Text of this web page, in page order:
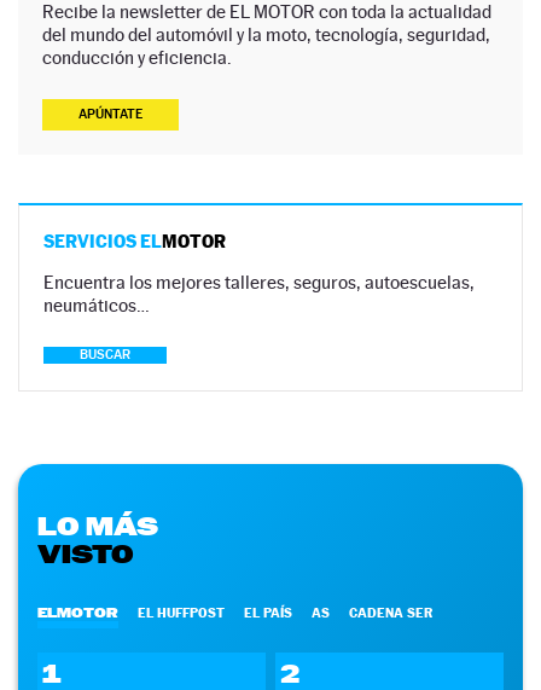
Recibe la newsletter de EL MOTOR con toda la actualidad
del mundo del automóvil y la moto, tecnología, seguridad,
conducción y eficiencia.
APÚNTATE
SERVICIOS ELMOTOR
Encuentra los mejores talleres, seguros, autoescuelas,
neumáticos…
BUSCAR
LO MÁS
VISTO
ELMOTOR EL HUFFPOST EL PAÍS AS CADENA SER
1 2